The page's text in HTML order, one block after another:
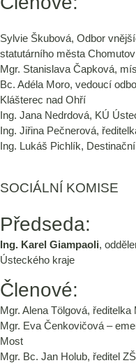
Sylvie Škubová, Odbor
statutárního města Chomutov
Mgr. Stanislava Čapková,
Bc. Adéla Moro, vedoucí
Klášterec nad Ohří
Ing. Jana Nedrdová, KÚ
Ing. Jiřina Pečnerová,
Ing. Lukáš Pichlík,
SOCIÁLNÍ KOMISE
Předseda:
Ing. Karel Giampaoli,
Ústeckého kraje
Členové:
Mgr. Alena Tölgová,
Mgr. Eva Čenkovičová –
Most
Mgr. Bc. Jan Holub, ředitel